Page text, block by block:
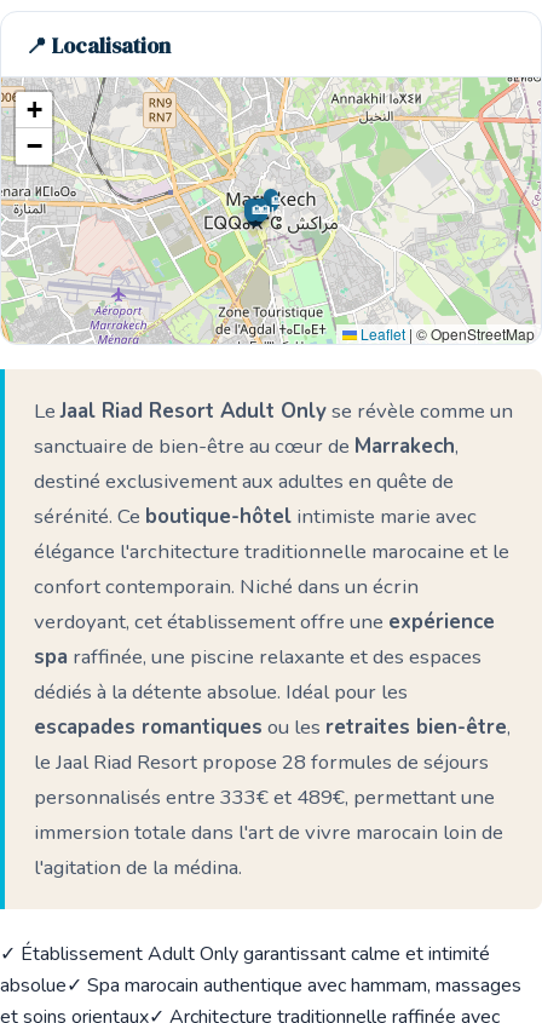
📍 Localisation
🌊 Ici
🏨
🏨
🏨
🏨
🏨
+
−
Leaflet | © OpenStreetMap
LeJaal Riad Resort Adult Onlyse révèle comme un
sanctuaire de bien-être au cœur de Marrakech,
destiné exclusivement aux adultes en quête de
sérénité. Ce boutique-hôtel intimiste marie avec
élégance l'architecture traditionnelle marocaine et le
confort contemporain. Niché dans un écrin
verdoyant, cet établissement offre une expérience
spa raffinée, une piscine relaxante et des espaces
dédiés à la détente absolue. Idéal pour les
escapades romantiques ou les retraites bien-être,
le Jaal Riad Resort propose 28 formules de séjours
personnalisés entre 333€ et 489€, permettant une
immersion totale dans l'art de vivre marocain loin de
l'agitation de la médina.
✓ Établissement Adult Only garantissant calme et intimité
absolue✓ Spa marocain authentique avec hammam, massages
et soins orientaux✓ Architecture traditionnelle raffinée avec